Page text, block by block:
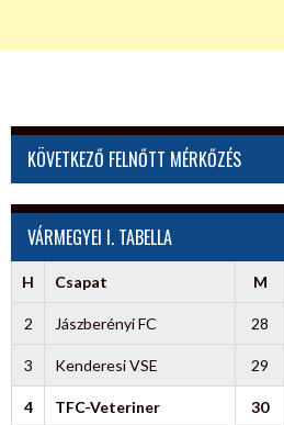
KÖVETKEZŐ FELNŐTT MÉRKŐZÉS
VÁRMEGYEI I. TABELLA
H Csapat M
2 Jászberényi FC 28
3 Kenderesi VSE 29
4 TFC-Veteriner 30